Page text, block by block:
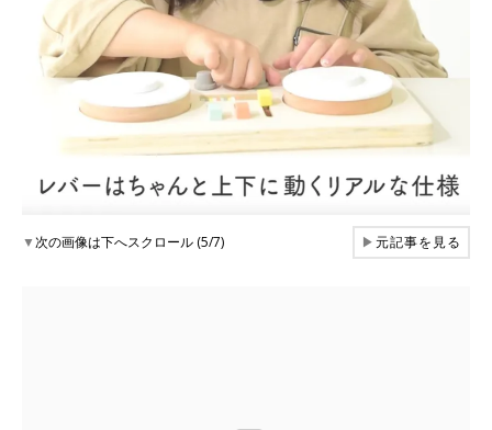
▼次の画像は下へスクロール (5/7) ▶元記事を見る